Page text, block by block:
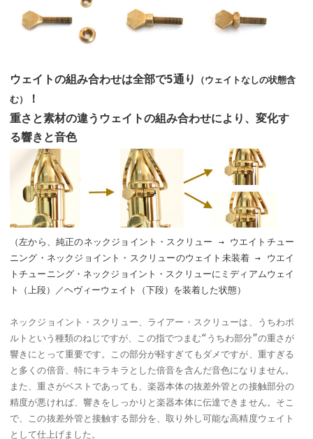
ウェイトの組み合わせは全部で5通り
（ウェイトなしの状態含
む）
！
重さと素材の違うウェイトの組み合わせにより、変化す
る響きと音色
（左から、純正のネックジョイント・スクリュー → ウエイトチュー
ニング・ネックジョイント・スクリューのウェイト未装着 → ウエイ
トチューニング・ネックジョイント・スクリューにミディアムウェイ
ト（上段）／ヘヴィーウェイト（下段）を装着した状態）
ネックジョイント・スクリュー、ライアー・スクリューは、うちわボ
ルトという種類のねじですが、この指でつまむ“うちわ部分”の重さが
響きにとって重要です。この部分が軽すぎてもダメですが、重すぎる
と多くの倍音、特にキラキラとした倍音を含んだ音色になりません。
また、重さがベストであっても、楽器本体の抜差外管との接触部分の
精度が悪ければ、響きをしっかりと楽器本体に伝達できません。そこ
で、この抜差外管と接触する部分を、取り外し可能な高精度ウェイト
として仕上げました。